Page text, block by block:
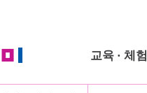
교육 · 체험